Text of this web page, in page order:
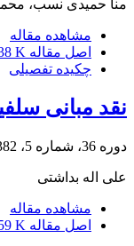
منا حمیدی نسب،
مشاهده مقاله
اصل مقاله K
چکیده تفصیلی
نقد مبانی
دوره 36، شماره 5، 1382
علی اله بداشتی
مشاهده مقاله
اصل مقاله K